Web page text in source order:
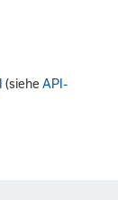
(sieheAPI-